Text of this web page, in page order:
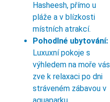
Hasheesh, přímo u
pláže a v blízkosti
místních atrakcí.
Pohodlné ubytování:
Luxuxní pokoje s
výhledem na moře vás
zve k relaxaci po dni
stráveném zábavou v